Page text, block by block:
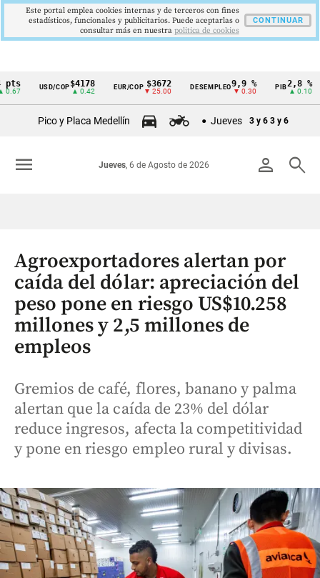
Cintillo
Colombia
USD/COP$4178
▲ 0.42
EUR/COP $3672
▼ 25.00
DESEMPLEO9,9 %
▼ 0.30
PIB 2,8 %
▲ 0.10
TRM
Pico y Placa Medellín Jueves 3 y 6 3 y 6
person search
Jueves, 6 de Agosto de 2026
menu
Agroexportadores alertan por
caída del dólar: apreciación del
peso pone en riesgo US$10.258
millones y 2,5 millones de
empleos
Gremios de café, flores, banano y palma
alertan que la caída de 23% del dólar
reduce ingresos, afecta la competitividad
y pone en riesgo empleo rural y divisas.
Este portal emplea cookies internas y de terceros con fines
estadísticos, funcionales y publicitarios. Puede aceptarlas o
consultar más en nuestra politica de cookies
CONTINUAR